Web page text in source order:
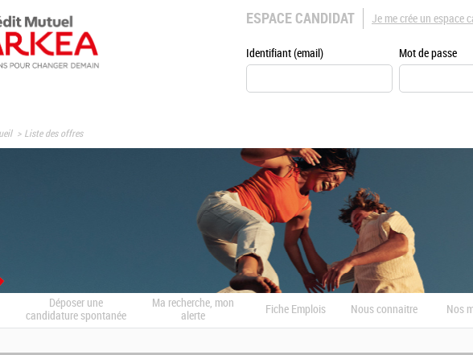
ESPACE CANDIDAT
Identifiant (email) Mot de passe
Je me crée un espace
Liste des offres
Déposer une
candidature spontanée
Ma recherche, mon
alerte
Fiche Emplois Nous connaitre Nos